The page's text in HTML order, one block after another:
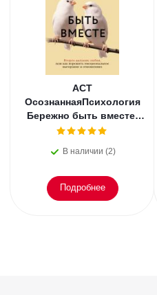
АСТ
ОсознаннаяПсихология
Бережно быть вместе.
Второе дыхание любви,
эмоциональное
В наличии (2)
Подробнее